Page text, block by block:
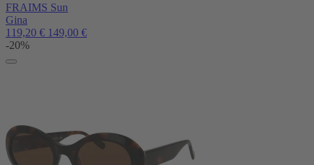
FRAIMS Sun
Gina
119,20 € 149,00 €
-20%